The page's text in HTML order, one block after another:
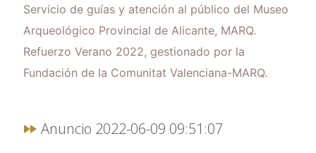
Servicio de guías y atención al público del Museo
Arqueológico Provincial de Alicante, MARQ.
Refuerzo Verano 2022, gestionado por la
Fundación de la Comunitat Valenciana-MARQ.
Anuncio 2022-06-09 09:51:07